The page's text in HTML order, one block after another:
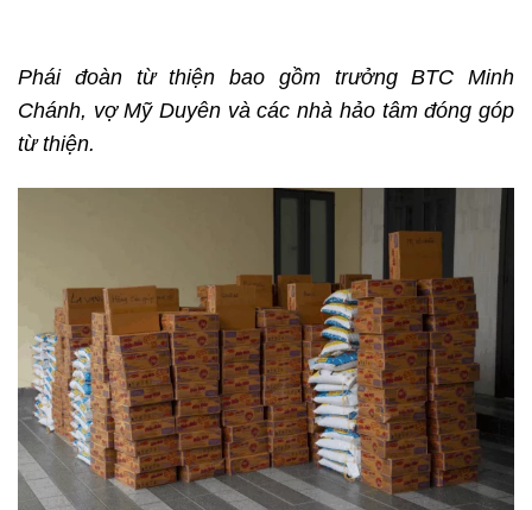
Phái đoàn từ thiện bao gồm trưởng BTC Minh
Chánh, vợ Mỹ Duyên và các nhà hảo tâm đóng góp
từ thiện.